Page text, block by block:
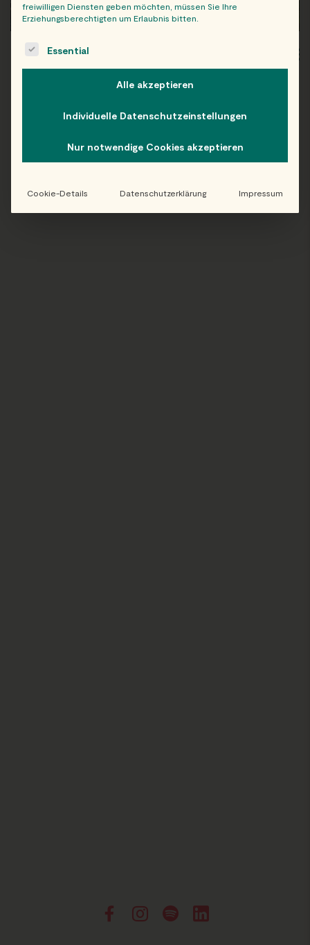
WIEN
Folge uns auf Instagram!
freiwilligen Diensten geben möchten, müssen Sie Ihre
Erziehungsberechtigten um Erlaubnis bitten.
The following is a list of service groups for which consent
Essential
Alle akzeptieren
Individuelle Datenschutzeinstellungen
Nur notwendige Cookies akzeptieren
Cookie-Details Datenschutzerklärung Impressum